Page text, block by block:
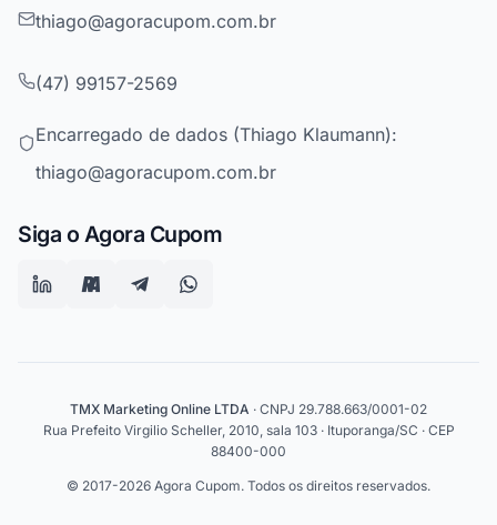
thiago@agoracupom.com.br
(47) 99157-2569
Encarregado de dados (Thiago Klaumann):
thiago@agoracupom.com.br
Siga o Agora Cupom
TMX Marketing Online LTDA · CNPJ 29.788.663/0001-02
Rua Prefeito Virgilio Scheller, 2010, sala 103 · Ituporanga/SC · CEP
88400-000
© 2017-2026 Agora Cupom. Todos os direitos reservados.